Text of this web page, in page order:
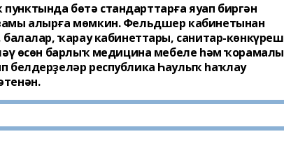
бөтә стандарттарға яуап биргән
алырға мөмкин. Фельдшер кабинетынан
ҡарау кабинеттары, санитар-көнкүреш
өсөн барлыҡ медицина мебеле һәм ҡорамалы
республика Һаулыҡ һаҡлау